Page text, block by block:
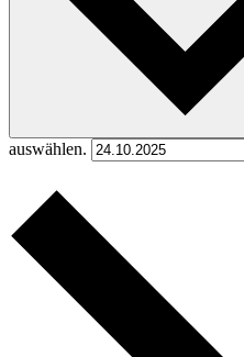
auswählen.